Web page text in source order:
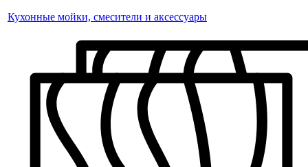
Кухонные мойки, смесители и аксессуары